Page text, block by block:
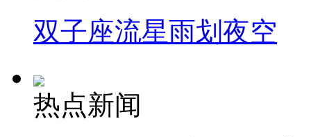
双子座流星雨划夜空
热点新闻